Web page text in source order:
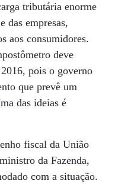
tributária enorme
das empresas,
aos consumidores.
deve
pois o governo
que prevê um
das ideias é
fiscal da União
da Fazenda,
com a situação.